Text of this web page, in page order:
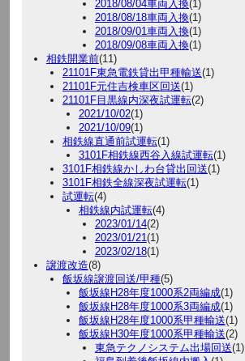
2018/08/04車両入換(1)
2018/08/18車両入換(1)
2018/09/01車両入換(1)
2018/09/08車両入換(1)
相鉄開業前(11)
21101F東急電鉄貸出甲種輸送(1)
21101F元住吉検車区回送(1)
21101F目黒線内深夜試運転(2)
2021/10/02(1)
2021/10/09(1)
相鉄線直通前試運転(1)
3101F相鉄線西谷入線試運転(1)
3101F相鉄線かしわ台貸出回送(1)
3101F相鉄全線深夜試運転(1)
試運転(4)
相鉄線内試運転(4)
2023/01/14(2)
2023/01/21 (1)
2023/02/18(1)
譲渡改造(8)
飯坂線譲渡回送/甲種(5)
飯坂線H28年度1000系2両編成(1)
飯坂線H28年度1000系3両編成(1)
飯坂線H28年度1000系甲種輸送(1)
飯坂線H30年度1000系甲種輸送(2)
東急テクノシステム出場回送(1)